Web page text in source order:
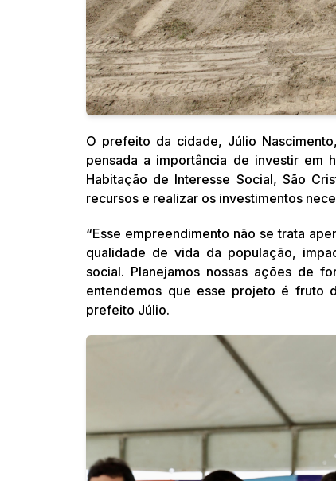
O prefeito da cidade, Júlio
pensada a importância de investir em
Habitação de Interesse Social, São
recursos e realizar os investimentos
“Esse empreendimento não se trata
qualidade de vida da população,
social. Planejamos nossas ações de
entendemos que esse projeto é fruto
prefeito Júlio.